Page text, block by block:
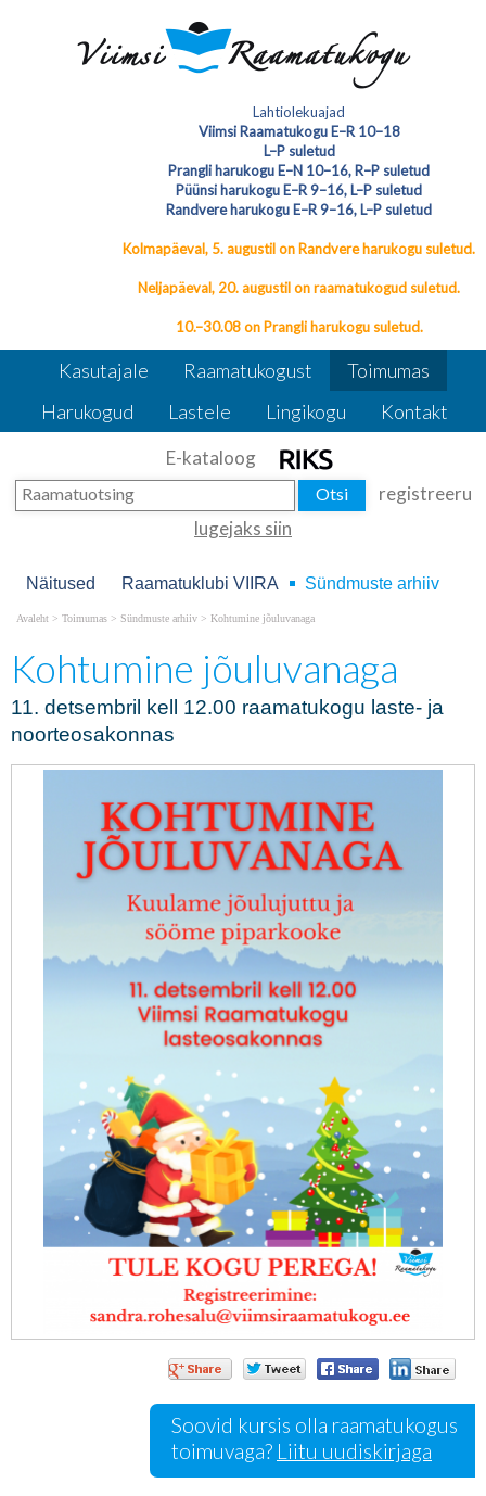
Kohtumine jõuluvanaga
11. detsembril kell 12. 00 raamatukogu
laste- ja noorteosakonnasKohtumine
Lahtiolekuajad
Viimsi Raamatukogu E–R 10–18
L–P suletud
Prangli harukogu E–N 10–16, R–P suletud
Püünsi harukogu E–R 9–16, L–P suletud
Randvere harukogu E–R 9–16, L–P suletud
Kolmapäeval, 5. augustil on Randvere harukogu suletud.
Neljapäeval, 20. augustil on raamatukogud suletud.
10.–30.08 on Prangli harukogu suletud.
Kasutajale Raamatukogust
Toimumas
Harukogud
Lastele Lingikogu Kontakt
E-kataloog
registreeru
lugejaks siin
Näitused Raamatuklubi VIIRA Sündmuste arhiiv
Avaleht > Toimumas > Sündmuste arhiiv > Kohtumine jõuluvanaga
Kohtumine jõuluvanaga
11. detsembril kell 12.00 raamatukogu laste- ja
noorteosakonnas
Soovid kursis olla raamatukogus
toimuvaga? Liitu uudiskirjaga